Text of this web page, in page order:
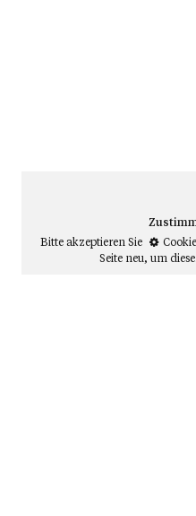
Bitte akzeptieren Sie
Seite neu, um